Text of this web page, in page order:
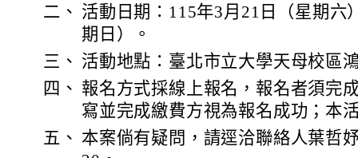
二、 活動日期：115年3月21日（星期六
期日）。
三、 活動地點：臺北市立大學天母校區
四、 報名方式採線上報名，報名者須完
寫並完成繳費方視為報名成功；本
五、 本案倘有疑問，請逕洽聯絡人葉哲